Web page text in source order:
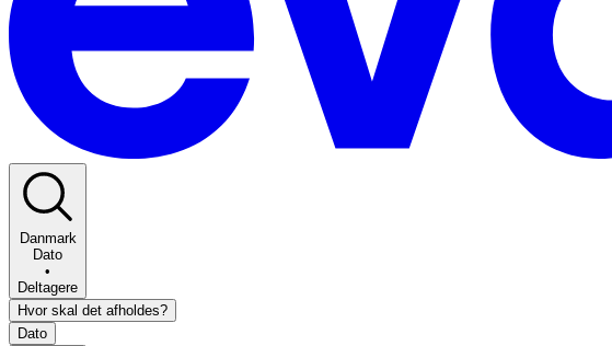
Danmark
Dato
•
Deltagere
Hvor skal det afholdes?
Dato